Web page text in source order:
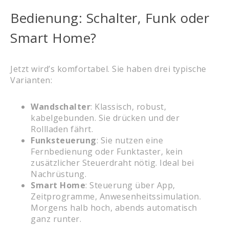
Bedienung: Schalter, Funk oder
Smart Home?
Jetzt wird’s komfortabel. Sie haben drei typische
Varianten:
Wandschalter: Klassisch, robust,
kabelgebunden. Sie drücken und der
Rollladen fährt.
Funksteuerung: Sie nutzen eine
Fernbedienung oder Funktaster, kein
zusätzlicher Steuerdraht nötig. Ideal bei
Nachrüstung.
Smart Home: Steuerung über App,
Zeitprogramme, Anwesenheitssimulation.
Morgens halb hoch, abends automatisch
ganz runter.